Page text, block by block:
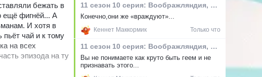
бежать в
ещё фигнёй... А
И хотя в
чай и к тому
на всех
эпизода на ту
11 сезон 10 серия: Воображляндия, эпизод I
Конечно,они же «враждуют»...
Кеннет Маккормик Только что
11 сезон 10 серия: Воображляндия, эпизод I
Вы не понимаете как круто быть геем и не
признавать этого...